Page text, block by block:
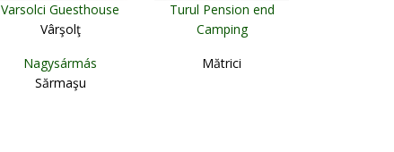
Varsolci Guesthouse
Vârşolţ
Turul Pension end
Camping
Nagysármás
Sărmaşu
Mătrici